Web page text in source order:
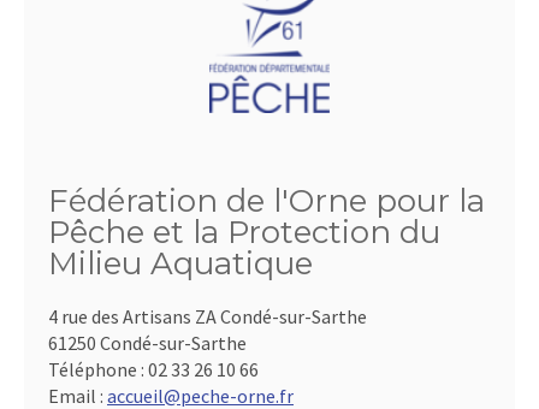
Fédération de l'Orne pour la
Pêche et la Protection du
Milieu Aquatique
4 rue des Artisans ZA Condé-sur-Sarthe
61250 Condé-sur-Sarthe
Téléphone : 02 33 26 10 66
Email : accueil@peche-orne.fr